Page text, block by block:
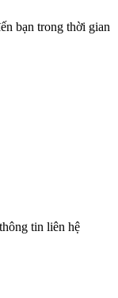
bạn trong thời gian
tin liên hệ